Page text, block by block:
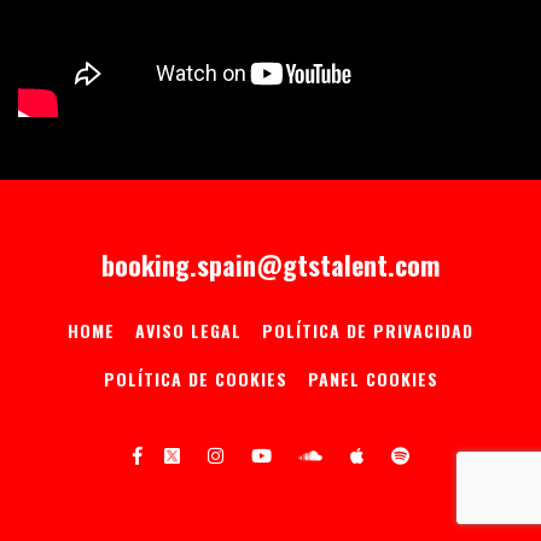
booking.spain@gtstalent.com
HOME AVISO LEGAL
POLÍTICA DE PRIVACIDAD
POLÍTICA DE COOKIES
PANEL COOKIES